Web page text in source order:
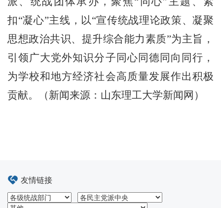
扣“凝心”主线，以“宣传统战理论政策、凝聚
思想政治共识、提升综合能力素质”为主旨，
引领广大党外知识分子同心同德同向同行，
为学校和地方经济社会高质量发展作出积极
贡献。（新闻来源：山东理工大学新闻网）
友情链接